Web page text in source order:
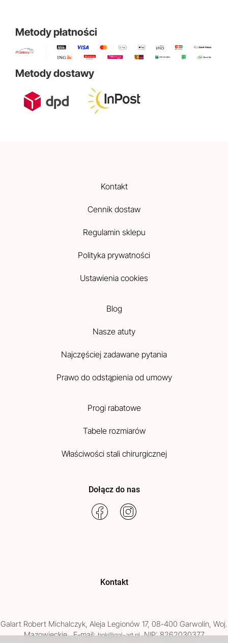
Metody płatności
Metody dostawy
Kontakt
Cennik dostaw
Regulamin sklepu
Polityka prywatności
Ustawienia cookies
Blog
Nasze atuty
Najczęściej zadawane pytania
Prawo do odstąpienia od umowy
Progi rabatowe
Tabele rozmiarów
Właściwości stali chirurgicznej
Dołącz do nas
Kontakt
Galart Robert Michalczyk, Aleja Legionów 17, 08-400 Garwolin, Woj.
Mazowieckie,, E-mail:bok@gal-art.pl, NIP: 8262030377